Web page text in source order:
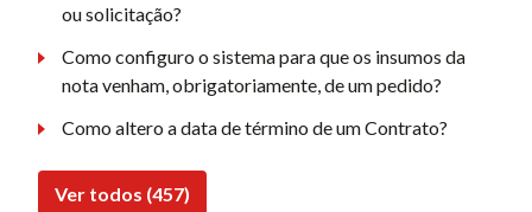
ou solicitação?
Como configuro o sistema para que os insumos da
nota venham, obrigatoriamente, de um pedido?
Como altero a data de término de um Contrato?
Ver todos (457)